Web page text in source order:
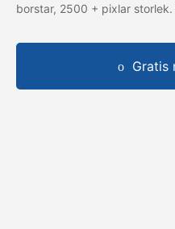
borstar, 2500 + pixlar
Gratis